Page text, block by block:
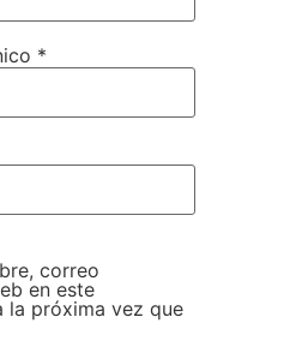
*
correo
en este
la próxima vez que